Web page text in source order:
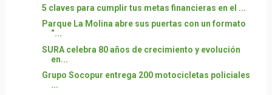
5 claves para cumplir tus metas financieras en el ...
Parque La Molina abre sus puertas con un formato
“...
SURA celebra 80 años de crecimiento y evolución
en...
Grupo Socopur entrega 200 motocicletas policiales
...